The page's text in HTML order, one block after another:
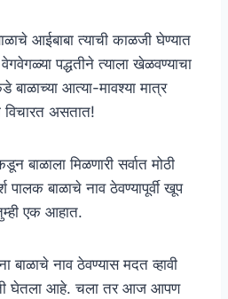
आईबाबा त्याची काळजी घेण्यात
पद्धतीने त्याला खेळवण्याचा
आत्या-मावश्या मात्र
विचारत असतात!
बाळाला मिळणारी सर्वात मोठी
बाळाचे नाव ठेवण्यापूर्वी खूप
एक आहात.
बाळाचे नाव ठेवण्यास मदत व्हावी
घेतला आहे. चला तर आज आपण